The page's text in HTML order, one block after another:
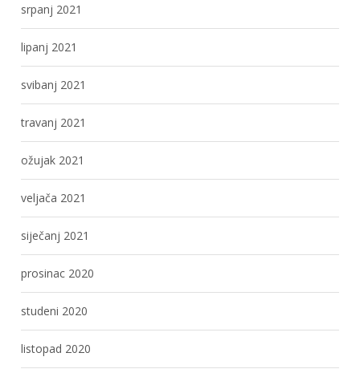
srpanj 2021
lipanj 2021
svibanj 2021
travanj 2021
ožujak 2021
veljača 2021
siječanj 2021
prosinac 2020
studeni 2020
listopad 2020